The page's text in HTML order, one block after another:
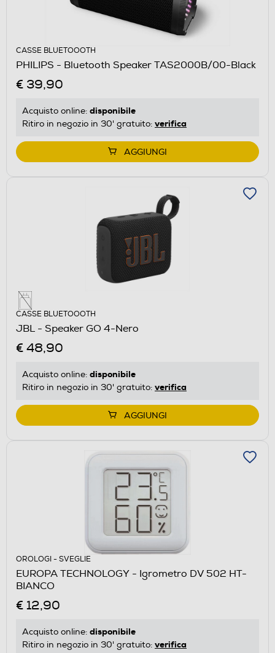
CASSE BLUETOOOTH
PHILIPS - Bluetooth Speaker TAS2000B/00-Black
€ 39,90
Acquisto online: disponibile
Ritiro in negozio in 30' gratuito: verifica
AGGIUNGI
CASSE BLUETOOOTH
JBL - Speaker GO 4-Nero
€ 48,90
Acquisto online: disponibile
Ritiro in negozio in 30' gratuito: verifica
AGGIUNGI
OROLOGI - SVEGLIE
EUROPA TECHNOLOGY - Igrometro DV 502 HT-
BIANCO
€ 12,90
Acquisto online: disponibile
Ritiro in negozio in 30' gratuito: verifica